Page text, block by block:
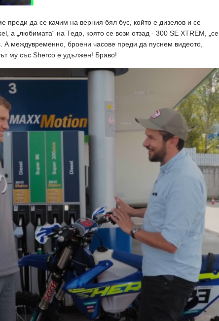
преди да се качим на верния бял бус, който е дизелов и се
а „любимата“ на Тедо, която се вози отзад - 300 SE XTREM, „се
А междувременно, броени часове преди да пуснем видеото,
му със Sherco е удължен! Браво!